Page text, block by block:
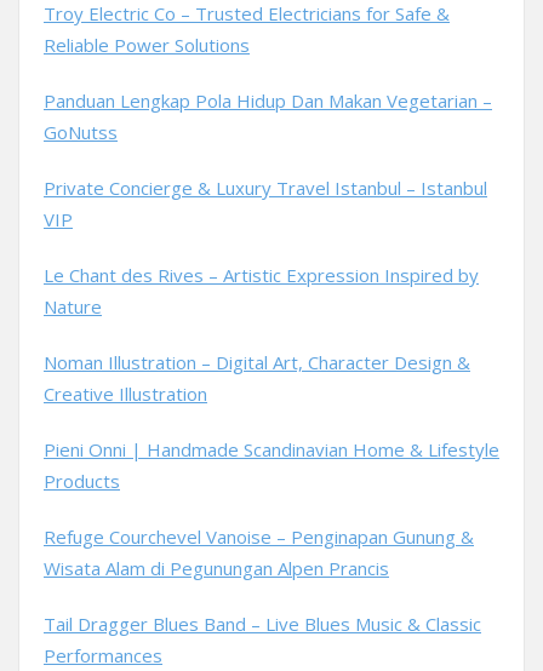
Troy Electric Co – Trusted Electricians for Safe &
Reliable Power Solutions
Panduan Lengkap Pola Hidup Dan Makan Vegetarian –
GoNutss
Private Concierge & Luxury Travel Istanbul – Istanbul
VIP
Le Chant des Rives – Artistic Expression Inspired by
Nature
Noman Illustration – Digital Art, Character Design &
Creative Illustration
Pieni Onni | Handmade Scandinavian Home & Lifestyle
Products
Refuge Courchevel Vanoise – Penginapan Gunung &
Wisata Alam di Pegunungan Alpen Prancis
Tail Dragger Blues Band – Live Blues Music & Classic
Performances